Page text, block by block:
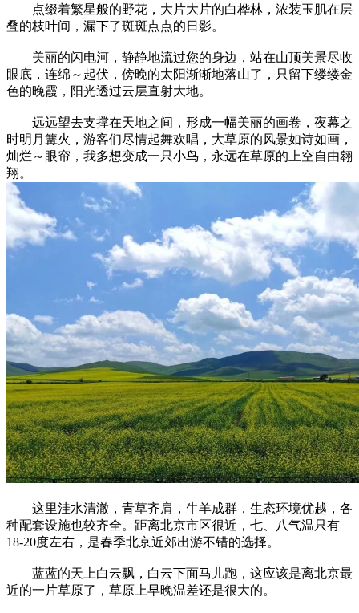
点缀着繁星般的野花，大片大片的白桦林，浓装玉肌在层
叠的枝叶间，漏下了斑斑点点的日影。
美丽的闪电河，静静地流过您的身边，站在山顶美景尽收
眼底，连绵～起伏，傍晚的太阳渐渐地落山了，只留下缕缕金
色的晚霞，阳光透过云层直射大地。
远远望去支撑在天地之间，形成一幅美丽的画卷，夜幕之
时明月篝火，游客们尽情起舞欢唱，大草原的风景如诗如画，
灿烂～眼帘，我多想变成一只小鸟，永远在草原的上空自由翱
翔。
这里洼水清澈，青草齐肩，牛羊成群，生态环境优越，各
种配套设施也较齐全。距离北京市区很近，七、八气温只有
18-20度左右，是春季北京近郊出游不错的选择。
蓝蓝的天上白云飘，白云下面马儿跑，这应该是离北京最
近的一片草原了，草原上早晚温差还是很大的。